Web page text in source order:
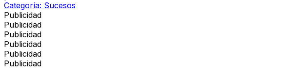
Categoría: Sucesos
Publicidad
Publicidad
Publicidad
Publicidad
Publicidad
Publicidad